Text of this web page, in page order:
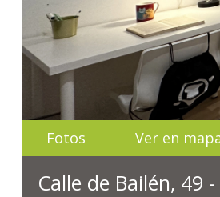
Fotos Ver en
Calle de Bailén, 49